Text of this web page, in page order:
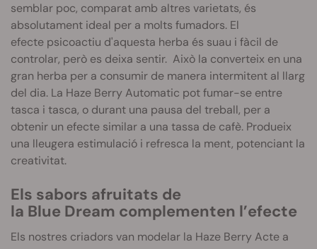
semblar poc, comparat amb altres varietats, és
absolutament ideal per a molts fumadors. El
efecte psicoactiu d'aquesta herba és suau i fàcil de
controlar, però es deixa sentir. Això la converteix en una
gran herba per a consumir de manera intermitent al llarg
del dia. La Haze Berry Automatic pot fumar-se entre
tasca i tasca, o durant una pausa del treball, per a
obtenir un efecte similar a una tassa de cafè. Produeix
una lleugera estimulació i refresca la ment, potenciant la
creativitat.
Els sabors afruitats de
la Blue Dream complementen l’efecte
Els nostres criadors van modelar la Haze BerryActe a